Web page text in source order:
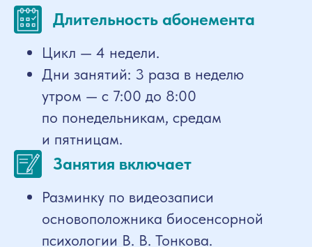
Длительность абонемента
Цикл — 4 недели.
Дни занятий: 3 раза в неделю
утром — с 7:00 до 8:00
по понедельникам, средам
и пятницам.
Занятия включает
Разминку по видеозаписи
основоположника биосенсорной
психологии В. В. Тонкова.